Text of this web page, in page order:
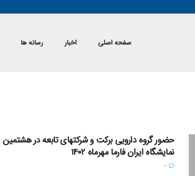
صفحه اصلی اخبار رسانه ها
حضور گروه دارویی برکت و شرکتهای تابعه در هشتمین
نمایشگاه ایران فارما مهرماه ۱۴۰۲